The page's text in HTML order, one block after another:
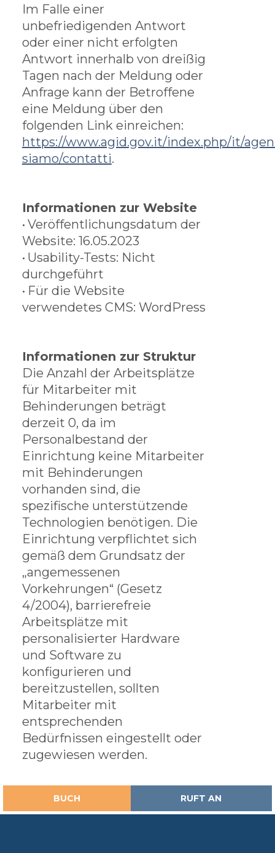
Im Falle einer
unbefriedigenden Antwort
oder einer nicht erfolgten
Antwort innerhalb von dreißig
Tagen nach der Meldung oder
Anfrage kann der Betroffene
eine Meldung über den
folgenden Link einreichen:
https://www.agid.gov.it/index.php/it/
siamo/contatti.
Informationen zur Website
• Veröffentlichungsdatum der
Website: 16.05.2023
• Usability-Tests: Nicht
durchgeführt
• Für die Website
verwendetes CMS: WordPress
Informationen zur Struktur
Die Anzahl der Arbeitsplätze
für Mitarbeiter mit
Behinderungen beträgt
derzeit 0, da im
Personalbestand der
Einrichtung keine Mitarbeiter
mit Behinderungen
vorhanden sind, die
spezifische unterstützende
Technologien benötigen. Die
Einrichtung verpflichtet sich
gemäß dem Grundsatz der
„angemessenen
Vorkehrungen“ (Gesetz
4/2004), barrierefreie
Arbeitsplätze mit
personalisierter Hardware
und Software zu
konfigurieren und
bereitzustellen, sollten
Mitarbeiter mit
entsprechenden
Bedürfnissen eingestellt oder
zugewiesen werden.
BUCH RUFT AN